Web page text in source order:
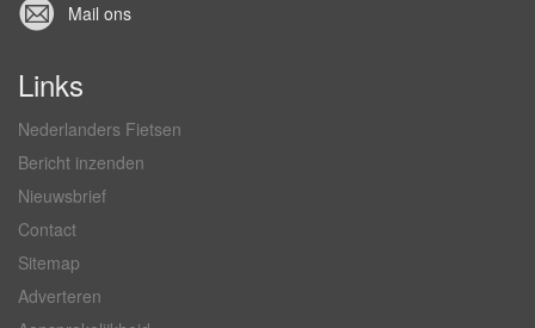
Mail ons
Links
Nederlanders Fietsen
Bericht inzenden
Nieuwsbrief
Contact
Sitemap
Adverteren